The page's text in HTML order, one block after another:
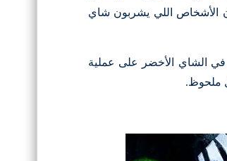
الأشخاص اللي يشربون شاي
في الشاي الأخضر على عملية
ملحوظ.